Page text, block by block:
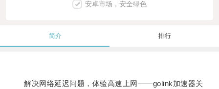
安卓市场，安全绿色
简介 排行
解决网络延迟问题，体验高速上网——golink加速器关